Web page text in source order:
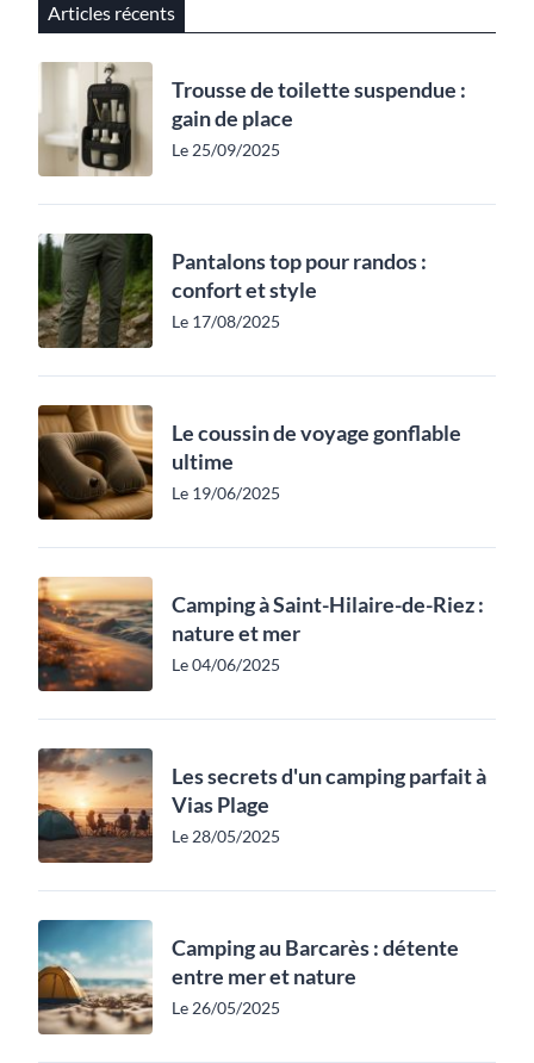
Articles récents
Trousse de toilette suspendue :
gain de place
Le 25/09/2025
Pantalons top pour randos :
confort et style
Le 17/08/2025
Le coussin de voyage gonflable
ultime
Le 19/06/2025
Camping à Saint-Hilaire-de-Riez :
nature et mer
Le 04/06/2025
Les secrets d'un camping parfait à
Vias Plage
Le 28/05/2025
Camping au Barcarès : détente
entre mer et nature
Le 26/05/2025